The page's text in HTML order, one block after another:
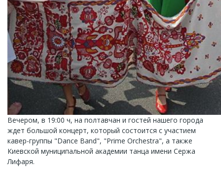
Вечером, в 19:00 ч, на полтавчан и гостей нашего города
ждет большой концерт, который состоится с участием
кавер-группы "Dance Band", "Prime Orchestra", а также
Киевской муниципальной академии танца имени Сержа
Лифаря.